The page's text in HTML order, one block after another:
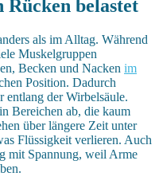
belastet
als im Alltag. Während
Muskelgruppen
Becken und Nacken im
Position. Dadurch
entlang der Wirbelsäule.
Bereichen ab, die kaum
über längere Zeit unter
Flüssigkeit verlieren. Auch
mit Spannung, weil Arme